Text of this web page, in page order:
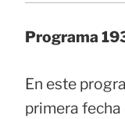
Programa
En este
primera